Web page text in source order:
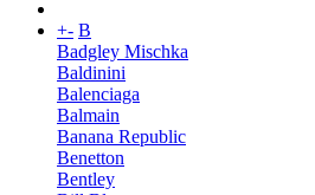
+- B
Badgley Mischka
Baldinini
Balenciaga
Balmain
Banana Republic
Benetton
Bentley